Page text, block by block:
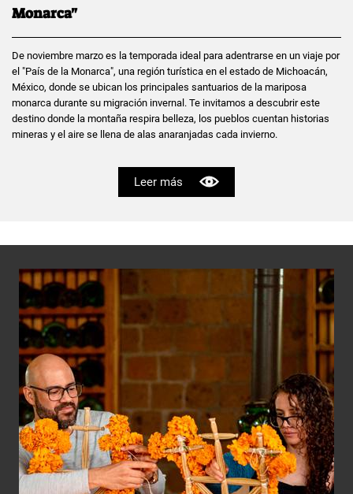
Monarca"
De noviembre marzo es la temporada ideal para adentrarse en un viaje por
el "País de la Monarca", una región turística en el estado de Michoacán,
México, donde se ubican los principales santuarios de la mariposa
monarca durante su migración invernal. Te invitamos a descubrir este
destino donde la montaña respira belleza, los pueblos cuentan historias
mineras y el aire se llena de alas anaranjadas cada invierno.
Leer más